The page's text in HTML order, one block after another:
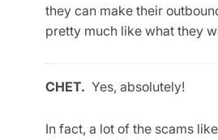
they can make their
pretty much like what they
CHET. Yes, absolutely!
In fact, a lot of the scams